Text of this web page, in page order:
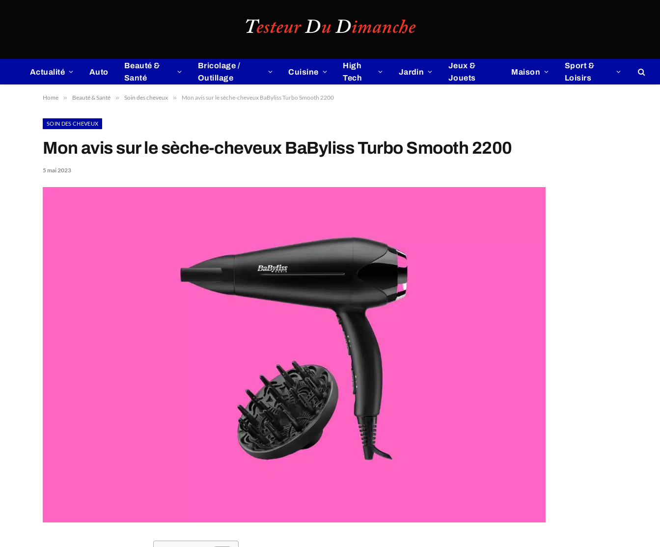
Actualité Auto
Beauté &
Santé
Bricolage /
Outillage
Cuisine
High
Tech
Jardin
Jeux &
Jouets
Maison
Sport &
Loisirs
Home » Beauté & Santé » Soin des cheveux » Mon avis sur le sèche-cheveux BaByliss Turbo Smooth 2200
SOIN DES CHEVEUX
Mon avis sur le sèche-cheveux BaByliss Turbo Smooth 2200
5 mai 2023